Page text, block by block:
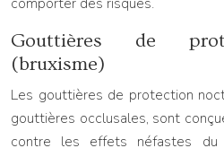
Gouttières de
(bruxisme)
Les gouttières de protection
gouttières occlusales, sont
contre les effets néfastes du